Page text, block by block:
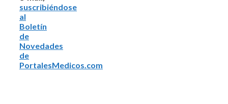
suscribiéndose
al
Boletín
de
Novedades
de
PortalesMedicos.com